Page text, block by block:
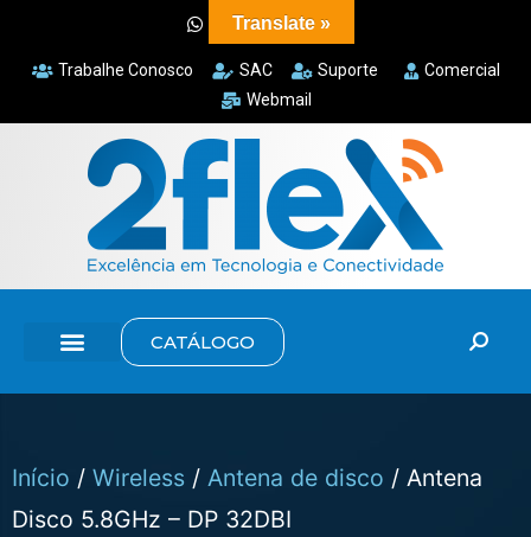
Trabalhe Conosco SAC Suporte
Comercial
Webmail
CATÁLOGO
Início / Wireless / Antena de disco / Antena
Disco 5.8GHz – DP 32DBI
Translate »